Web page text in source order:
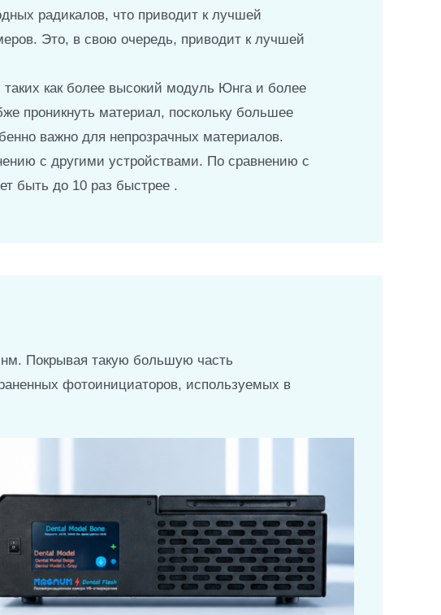
радикалов, что приводит к лучшей
Это, в свою очередь, приводит к лучшей
как более высокий модуль Юнга и более
проникнуть материал, поскольку большее
важно для непрозрачных материалов.
с другими устройствами. По сравнению с
быть до 10 раз быстрее .
Покрывая такую большую часть
фотоинициаторов, используемых в